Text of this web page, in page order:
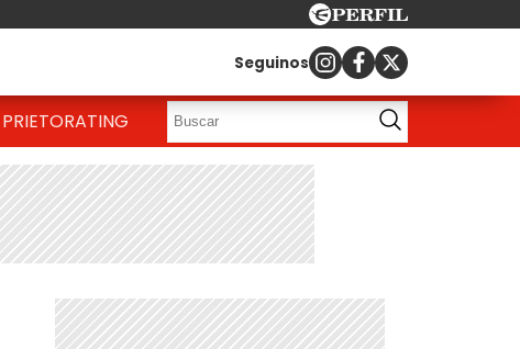
Seguinos
RATING